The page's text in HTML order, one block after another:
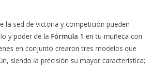
la sed de victoria y competición pueden
y poder de la Fórmula 1 en tu muñeca con
en conjunto crearon tres modelos que
siendo la precisión su mayor característica;